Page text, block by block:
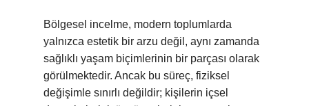
Bölgesel incelme, modern toplumlarda
yalnızca estetik bir arzu değil, aynı zamanda
sağlıklı yaşam biçimlerinin bir parçası olarak
görülmektedir. Ancak bu süreç, fiziksel
değişimle sınırlı değildir; kişilerin içsel